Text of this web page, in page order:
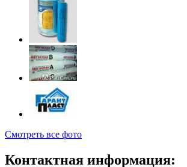
Смотреть все фото
Контактная информация: